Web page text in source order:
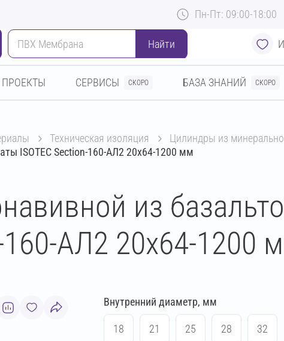
Пн-Пт: 09:00-18:00
Найти
ПРОЕКТЫ СЕРВИСЫ СКОРО БАЗА ЗНАНИЙ СКОРО
техническая изоляция
цилиндры из
ISOTEC Section-160-АЛ2 20х64-1200 мм
из
160-АЛ2 20х64-1200
Внутренний диаметр, мм
18 21 25 28 32